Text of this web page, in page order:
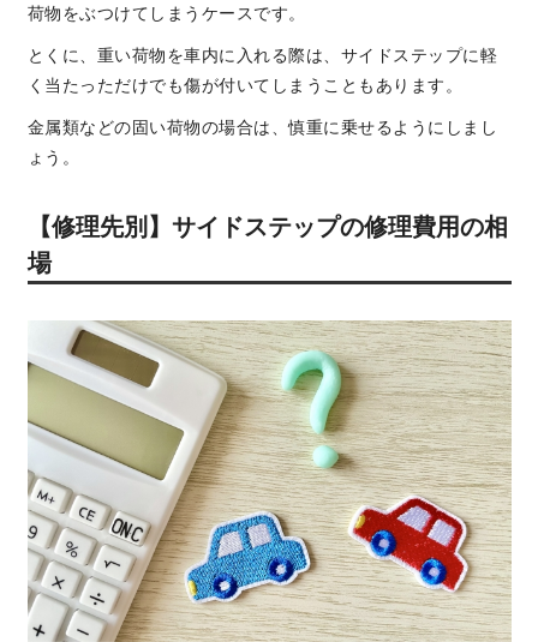
荷物をぶつけてしまうケースです。
とくに、重い荷物を車内に入れる際は、サイドステップに軽
く当たっただけでも傷が付いてしまうこともあります。
金属類などの固い荷物の場合は、慎重に乗せるようにしまし
ょう。
【修理先別】サイドステップの修理費用の相
場